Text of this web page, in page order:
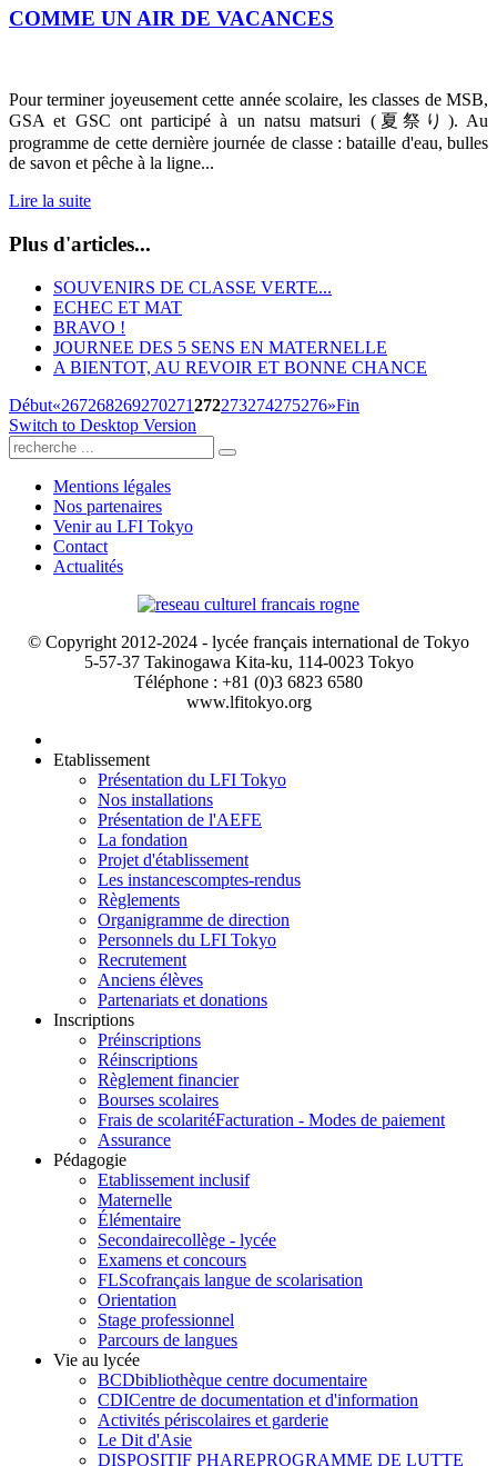
COMME UN AIR DE VACANCES
Pour terminer joyeusement cette année scolaire, les classes de MSB,
GSA et GSC ont participé à un natsu matsuri (夏祭り). Au
programme de cette dernière journée de classe : bataille d'eau, bulles
de savon et pêche à la ligne...
Lire la suite
Plus d'articles...
SOUVENIRS DE CLASSE VERTE...
ECHEC ET MAT
BRAVO !
JOURNEE DES 5 SENS EN MATERNELLE
A BIENTOT, AU REVOIR ET BONNE CHANCE
Début«267268269270271272273274275276»Fin
Switch to Desktop Version
Mentions légales
Nos partenaires
Venir au LFI Tokyo
Contact
Actualités
© Copyright 2012-2024 - lycée français international de Tokyo
5-57-37 Takinogawa Kita-ku, 114-0023 Tokyo
Téléphone : +81 (0)3 6823 6580
www.lfitokyo.org
Etablissement
Présentation du LFI Tokyo
Nos installations
Présentation de l'AEFE
La fondation
Projet d'établissement
Les instancescomptes-rendus
Règlements
Organigramme de direction
Personnels du LFI Tokyo
Recrutement
Anciens élèves
Partenariats et donations
Inscriptions
Préinscriptions
Réinscriptions
Règlement financier
Bourses scolaires
Frais de scolaritéFacturation - Modes de paiement
Assurance
Pédagogie
Etablissement inclusif
Maternelle
Élémentaire
Secondairecollège - lycée
Examens et concours
FLScofrançais langue de scolarisation
Orientation
Stage professionnel
Parcours de langues
Vie au lycée
BCDbibliothèque centre documentaire
CDICentre de documentation et d'information
Activités périscolaires et garderie
Le Dit d'Asie
DISPOSITIF PHAREPROGRAMME DE LUTTE